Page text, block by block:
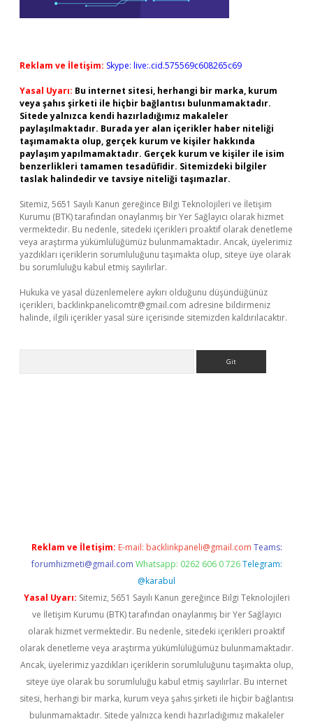
Reklam ve İletişim: Skype: live:.cid.575569c608265c69
Yasal Uyarı: Bu internet sitesi, herhangi bir marka, kurum
veya şahıs şirketi ile hiçbir bağlantısı bulunmamaktadır.
Sitede yalnızca kendi hazırladığımız makaleler
paylaşılmaktadır. Burada yer alan içerikler haber niteliği
taşımamakta olup, gerçek kurum ve kişiler hakkında
paylaşım yapılmamaktadır. Gerçek kurum ve kişiler ile isim
benzerlikleri tamamen tesadüfidir. Sitemizdeki bilgiler
taslak halindedir ve tavsiye niteliği taşımazlar.
Sitemiz, 5651 Sayılı Kanun gereğince Bilgi Teknolojileri ve İletişim
Kurumu (BTK) tarafından onaylanmış bir Yer Sağlayıcı olarak hizmet
vermektedir. Bu nedenle, sitedeki içerikleri proaktif olarak denetleme
veya araştırma yükümlülüğümüz bulunmamaktadır. Ancak, üyelerimiz
yazdıkları içeriklerin sorumluluğunu taşımakta olup, siteye üye olarak
bu sorumluluğu kabul etmiş sayılırlar.
Hukuka ve yasal düzenlemelere aykırı olduğunu düşündüğünüz
içerikleri, backlinkpanelicomtr@gmail.com adresine bildirmeniz
halinde, ilgili içerikler yasal süre içerisinde sitemizden kaldırılacaktır.
Reklam ve İletişim: E-mail: backlinkpaneli@gmail.com Teams:
forumhizmeti@gmail.com Whatsapp: 0262 606 0 726 Telegram:
@karabul
Yasal Uyarı: Sitemiz, 5651 Sayılı Kanun gereğince Bilgi Teknolojileri
ve İletişim Kurumu (BTK) tarafından onaylanmış bir Yer Sağlayıcı
olarak hizmet vermektedir. Bu nedenle, sitedeki içerikleri proaktif
olarak denetleme veya araştırma yükümlülüğümüz bulunmamaktadır.
Ancak, üyelerimiz yazdıkları içeriklerin sorumluluğunu taşımakta olup,
siteye üye olarak bu sorumluluğu kabul etmiş sayılırlar. Bu internet
sitesi, herhangi bir marka, kurum veya şahıs şirketi ile hiçbir bağlantısı
bulunmamaktadır. Sitede yalnızca kendi hazırladığımız makaleler